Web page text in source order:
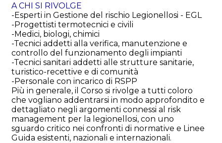
A CHI SI RIVOLGE
-Esperti in Gestione del rischio Legionellosi - EGL
-Progettisti termotecnici e civili
-Medici, biologi, chimici
-Tecnici addetti alla verifica, manutenzione e
controllo del funzionamento degli impianti
-Tecnici sanitari addetti alle strutture sanitarie,
turistico-recettive e di comunità
-Personale con incarico di RSPP
Più in generale, il Corso si rivolge a tutti coloro
che vogliano addentrarsi in modo approfondito e
dettagliato negli argomenti connessi al risk
management per la legionellosi, con uno
sguardo critico nei confronti di normative e Linee
Guida esistenti, nazionali e internazionali.